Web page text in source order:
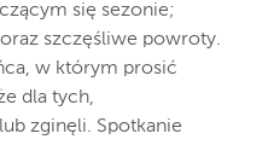
się sezonie;
szczęśliwe powroty.
w którym prosić
dla tych,
zginęli. Spotkanie